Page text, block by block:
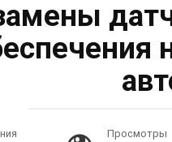
Просмотры